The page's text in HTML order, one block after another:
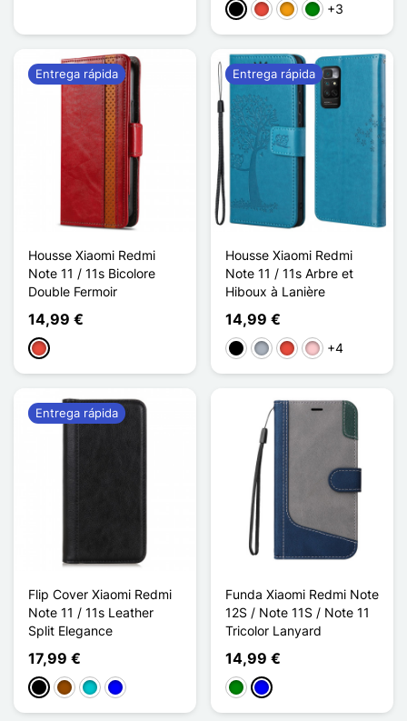
NegroRojoNaranjaVerde
+3
Housse Xiaomi Redmi
Note 11 / 11s Bicolore
Double Fermoir
14,99 €
Rojo
Entrega rápida
Housse Xiaomi Redmi
Note 11 / 11s Arbre et
Hiboux à Lanière
14,99 €
NegroGris RojoRosa+4
Entrega rápida
Flip Cover Xiaomi Redmi
Note 11 / 11s Leather
Split Elegance
17,99 €
NegroMarrónTurquesa
Azul
Entrega rápida
Funda Xiaomi Redmi Note
12S / Note 11S / Note 11
Tricolor Lanyard
14,99 €
VerdeAzul